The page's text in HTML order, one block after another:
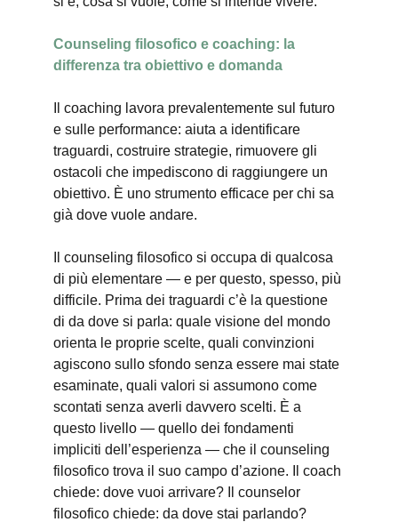
Counseling filosofico e coaching: la
differenza tra obiettivo e domanda
Il coaching lavora prevalentemente sul futuro
e sulle performance: aiuta a identificare
traguardi, costruire strategie, rimuovere gli
ostacoli che impediscono di raggiungere un
obiettivo. È uno strumento efficace per chi sa
già dove vuole andare.
Il counseling filosofico si occupa di qualcosa
di più elementare — e per questo, spesso, più
difficile. Prima dei traguardi c’è la questione
di da dove si parla: quale visione del mondo
orienta le proprie scelte, quali convinzioni
agiscono sullo sfondo senza essere mai state
esaminate, quali valori si assumono come
scontati senza averli davvero scelti. È a
questo livello — quello dei fondamenti
impliciti dell’esperienza — che il counseling
filosofico trova il suo campo d’azione. Il coach
chiede: dove vuoi arrivare? Il counselor
filosofico chiede: da dove stai parlando?